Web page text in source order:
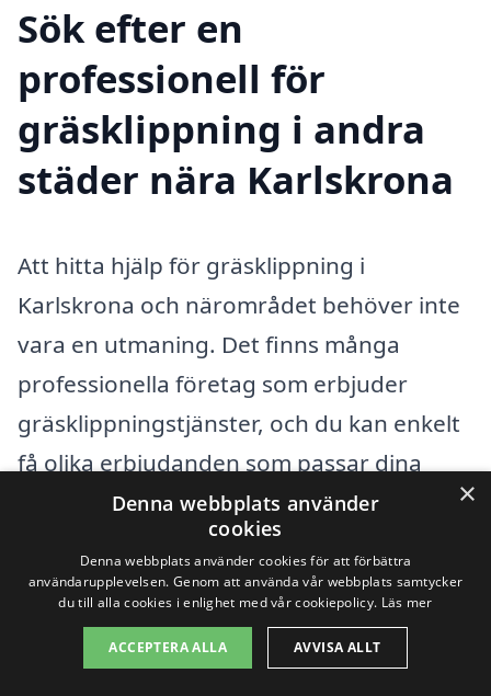
Sök efter en
professionell för
gräsklippning i andra
städer nära Karlskrona
Att hitta hjälp för gräsklippning i
Karlskrona och närområdet behöver inte
vara en utmaning. Det finns många
professionella företag som erbjuder
gräsklippningstjänster, och du kan enkelt
få olika erbjudanden som passar dina
behov och din budget. Oavsett om du
behöva en engångstjänst eller
regelbundet underhåll, kan du snabbt få
hjälp av experter.
×
Denna webbplats använder
cookies
Denna webbplats använder cookies för att förbättra
användarupplevelsen. Genom att använda vår webbplats samtycker
du till alla cookies i enlighet med vår cookiepolicy. Läs mer
ACCEPTERA ALLA AVVISA ALLT